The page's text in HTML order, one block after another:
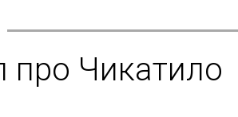
про Чикатило